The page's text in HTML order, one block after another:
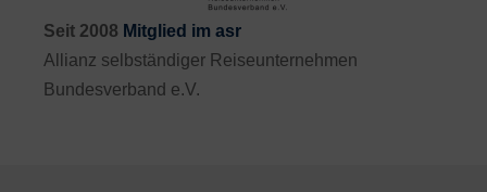
Seit 2008 Mitglied im asr
Allianz selbständiger Reiseunternehmen
Bundesverband e.V.